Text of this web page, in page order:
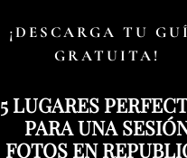
¡DESCARGA TU
GRATUITA!
5 LUGARES
PARA UNA
FOTOS EN